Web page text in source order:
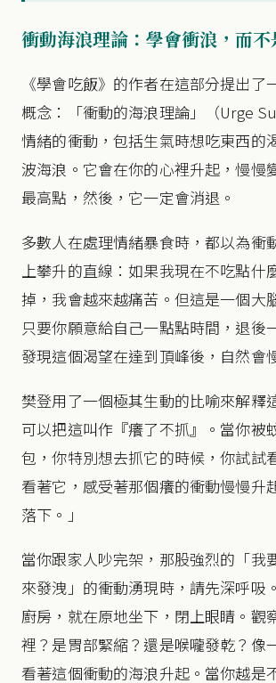
衝動海浪理論：學會衝浪，而
《學會吃飯》的作者在這部分提出了
概念：「衝動的海浪理論」（Urge
情緒的衝動，包括生氣時想吃東西的
波海浪。它會在你的心裡升起，慢慢
最高點，然後，它一定會消退。
多數人在處理情緒暴食時，都以為衝
上攀升的直線：如果我現在不吃點什
掉，我會越來越痛苦。但這是一個大
只要你願意給自己一點點時間，退後
發現這個渴望在達到頂峰後，自然會
樊登用了一個極其生動的比喻來解釋
可以把這叫作『癢了不抓』。當你被
包，你特別想去抓它的時候，你試試
看著它，感受著那個癢的衝動慢慢升
落下。」
當你跟家人吵完架，那股強烈的「我
來發洩」的衝動湧現時，請先深呼吸
廚房，就在原地坐下，閉上眼睛。觀
裡？是胃部緊縮？還是喉嚨發乾？像
看著這個衝動的海浪升起。當你越是